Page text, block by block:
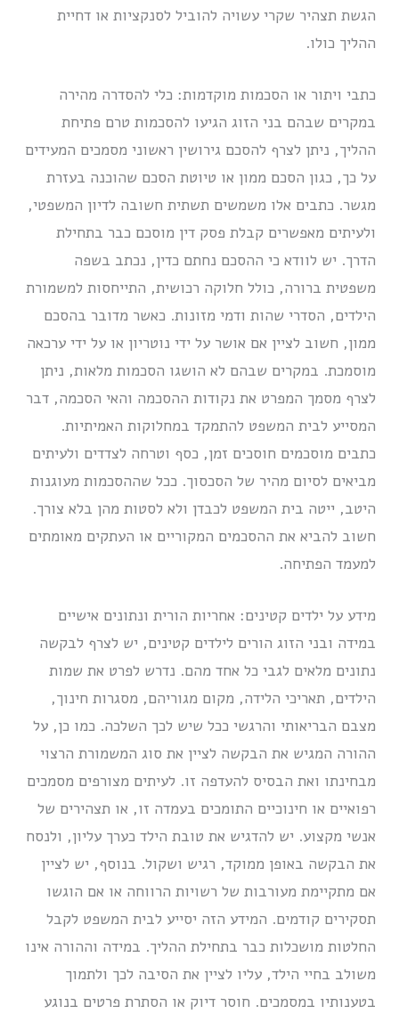
הגשת תצהיר שקרי עשויה להוביל לסנקציות או דחיית
ההליך כולו.
כתבי ויתור או הסכמות מוקדמות: כלי להסדרה מהירה
במקרים שבהם בני הזוג הגיעו להסכמות טרם פתיחת
ההליך, ניתן לצרף להסכם גירושין ראשוני מסמכים המעידים
על כך, כגון הסכם ממון או טיוטת הסכם שהוכנה בעזרת
מגשר. כתבים אלו משמשים תשתית חשובה לדיון המשפטי,
ולעיתים מאפשרים קבלת פסק דין מוסכם כבר בתחילת
הדרך. יש לוודא כי ההסכם נחתם כדין, נכתב בשפה
משפטית ברורה, כולל חלוקה רכושית, התייחסות למשמורת
הילדים, הסדרי שהות ודמי מזונות. כאשר מדובר בהסכם
ממון, חשוב לציין אם אושר על ידי נוטריון או על ידי ערכאה
מוסמכת. במקרים שבהם לא הושגו הסכמות מלאות, ניתן
לצרף מסמך המפרט את נקודות ההסכמה והאי הסכמה, דבר
המסייע לבית המשפט להתמקד במחלוקות האמיתיות.
כתבים מוסכמים חוסכים זמן, כסף וטרחה לצדדים ולעיתים
מביאים לסיום מהיר של הסכסוך. ככל שההסכמות מעוגנות
היטב, ייטה בית המשפט לכבדן ולא לסטות מהן בלא צורך.
חשוב להביא את ההסכמים המקוריים או העתקים מאומתים
למעמד הפתיחה.
מידע על ילדים קטינים: אחריות הורית ונתונים אישיים
במידה ובני הזוג הורים לילדים קטינים, יש לצרף לבקשה
נתונים מלאים לגבי כל אחד מהם. נדרש לפרט את שמות
הילדים, תאריכי הלידה, מקום מגוריהם, מסגרות חינוך,
מצבם הבריאותי והרגשי ככל שיש לכך השלכה. כמו כן, על
ההורה המגיש את הבקשה לציין את סוג המשמורת הרצוי
מבחינתו ואת הבסיס להעדפה זו. לעיתים מצורפים מסמכים
רפואיים או חינוכיים התומכים בעמדה זו, או תצהירים של
אנשי מקצוע. יש להדגיש את טובת הילד כערך עליון, ולנסח
את הבקשה באופן ממוקד, רגיש ושקול. בנוסף, יש לציין
אם מתקיימת מעורבות של רשויות הרווחה או אם הוגשו
תסקירים קודמים. המידע הזה יסייע לבית המשפט לקבל
החלטות מושכלות כבר בתחילת ההליך. במידה וההורה אינו
משולב בחיי הילד, עליו לציין את הסיבה לכך ולתמוך
בטענותיו במסמכים. חוסר דיוק או הסתרת פרטים בנוגע